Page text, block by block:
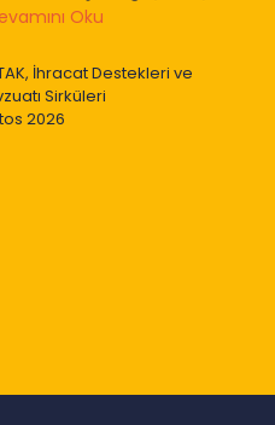
Oku
İhracat Destekleri ve
Sirküleri
2026